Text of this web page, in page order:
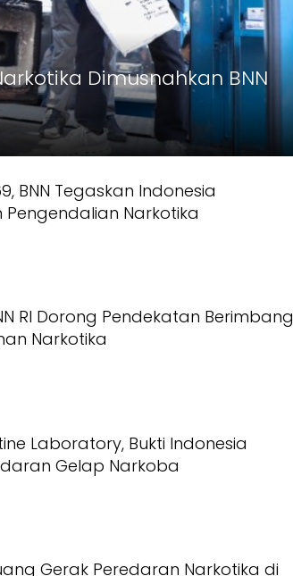
Dimusnahkan BNN
BNN Tegaskan Indonesia
Narkotika
RI Dorong Pendekatan Berimbang
Narkotika
Laboratory, Bukti Indonesia
Gelap Narkoba
Gerak Peredaran Narkotika di